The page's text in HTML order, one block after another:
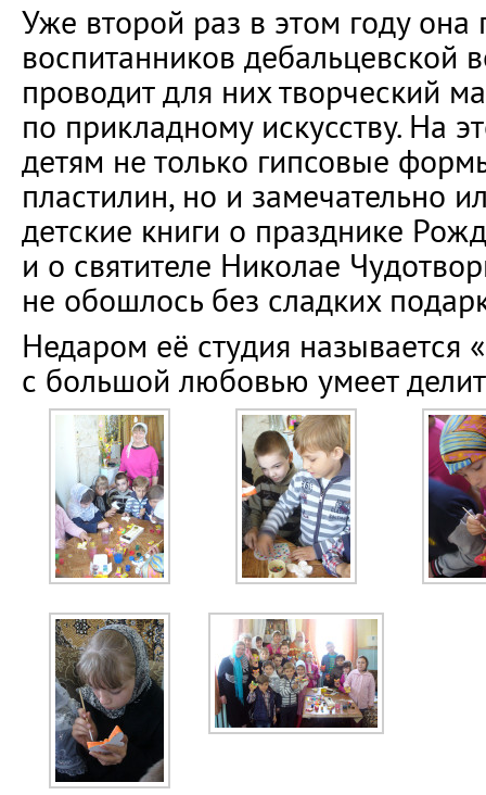
Уже второй раз в этом году она
воспитанников дебальцевской
проводит для них творческий
по прикладному искусству. На
детям не только гипсовые
пластилин, но и замечательно
детские книги о празднике
и о святителе Николае
не обошлось без сладких
Недаром её студия называется
с большой любовью умеет